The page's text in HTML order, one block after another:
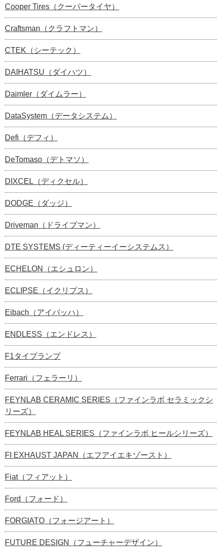
Cooper Tires（クーパータイヤ）
Craftsman（クラフトマン）
CTEK（シーテック）
DAIHATSU（ダイハツ）
Daimler（ダイムラー）
DataSystem（データシステム）
Defi（デフィ）
DeTomaso（デトマソ）
DIXCEL（ディクセル）
DODGE（ダッジ）
Driveman（ドライブマン）
DTE SYSTEMS (ディーティーイーシステムス）
ECHELON（エシュロン）
ECLIPSE（イクリプス）
Eibach（アイバッハ）
ENDLESS（エンドレス）
F1タイプランプ
Ferrari（フェラーリ）
FEYNLAB CERAMIC SERIES（ファインラボ セラミックシ
リーズ）
FEYNLAB HEAL SERIES（ファインラボ ヒールシリーズ）
FI EXHAUST JAPAN（エフアイエキゾースト）
Fiat（フィアット）
Ford（フォード）
FORGIATO（フォージアート）
FUTURE DESIGN（フューチャーデザイン）